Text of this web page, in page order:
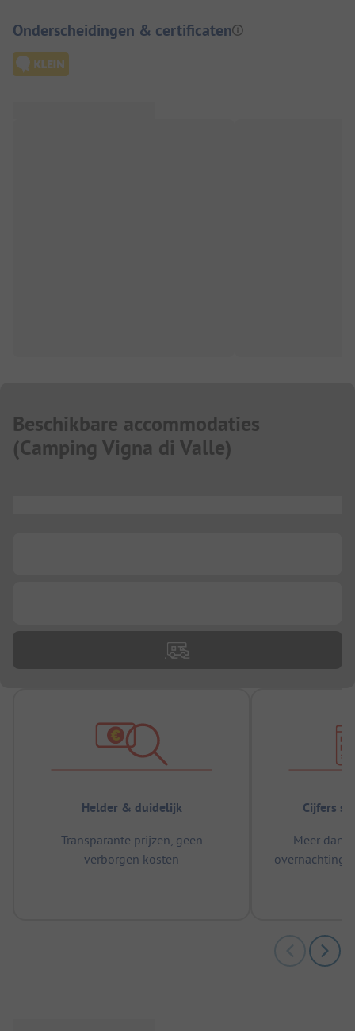
Onderscheidingen & certificaten
Beschikbare accommodaties
(Camping Vigna di Valle)
Helder & duidelijk
Transparante prijzen, geen
verborgen kosten
Cijfers
Meer dan